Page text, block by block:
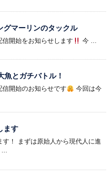
グマーリンのタックル
信開始をお知らせします 今 ...
魚とガチバトル！
信開始のお知らせです
今回は今
ます
す！ まずは原始人から現代人に進
...